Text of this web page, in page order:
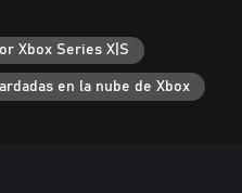
Xbox Series X|S
en la nube de Xbox